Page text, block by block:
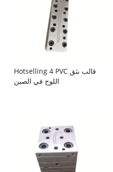
Hotselling 4 PVC قالب بثق
اللوح في الصين